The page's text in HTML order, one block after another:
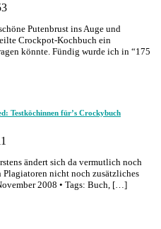
Putenbrust ins Auge und
Crockpot-Kochbuch ein
könnte. Fündig wurde ich in “175
Testköchinnen für’s Crockybuch
ändert sich da vermutlich noch
nicht noch zusätzliches
2008 • Tags: Buch, […]